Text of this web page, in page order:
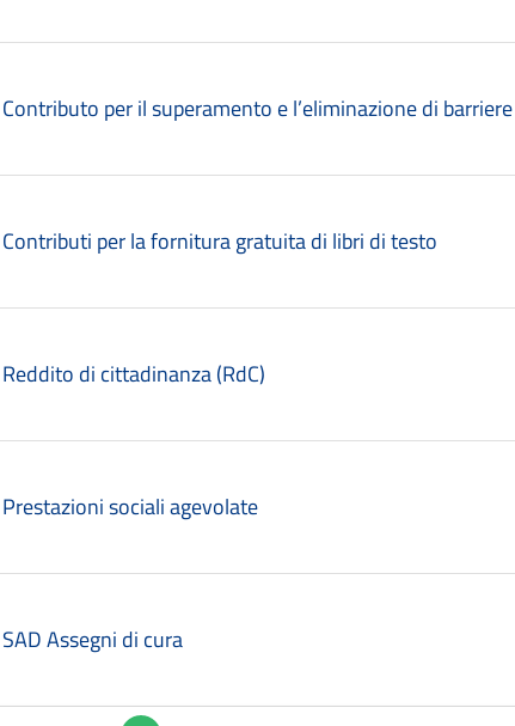
Contributo per il superamento e l’eliminazione di
Contributi per la fornitura gratuita di libri di testo
Reddito di cittadinanza (RdC)
Prestazioni sociali agevolate
SAD Assegni di cura